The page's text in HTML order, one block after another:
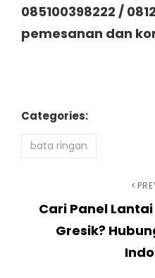
085100398222 /
pemesanan dan
Categories:
bata ringan
pos
PostCari Panel
Gresik?